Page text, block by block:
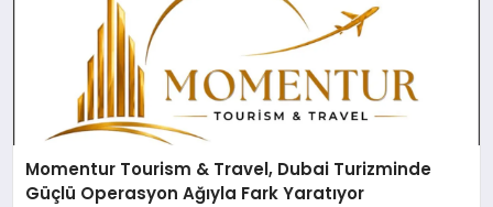
Momentur Tourism & Travel, Dubai Turizminde
Güçlü Operasyon Ağıyla Fark Yaratıyor